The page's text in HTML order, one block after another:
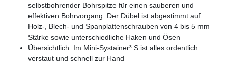
selbstbohrender Bohrspitze für einen sauberen und
effektiven Bohrvorgang. Der Dübel ist abgestimmt auf
Holz-, Blech- und Spanplattenschrauben von 4 bis 5 mm
Stärke sowie unterschiedliche Haken und Ösen
Übersichtlich: Im Mini-Systainer³ S ist alles ordentlich
verstaut und schnell zur Hand